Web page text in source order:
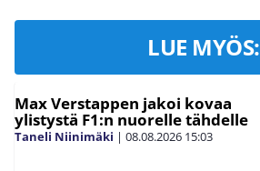
LUE MYÖS:
Max Verstappen jakoi kovaa
ylistystä F1:n nuorelle tähdelle
Taneli Niinimäki | 08.08.2026 15:03